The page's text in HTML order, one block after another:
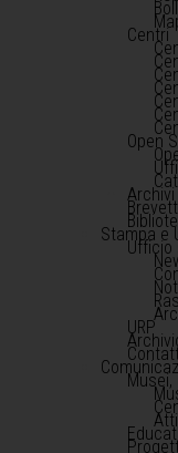
Centri
Open
Stampa e
Ufficio
URP